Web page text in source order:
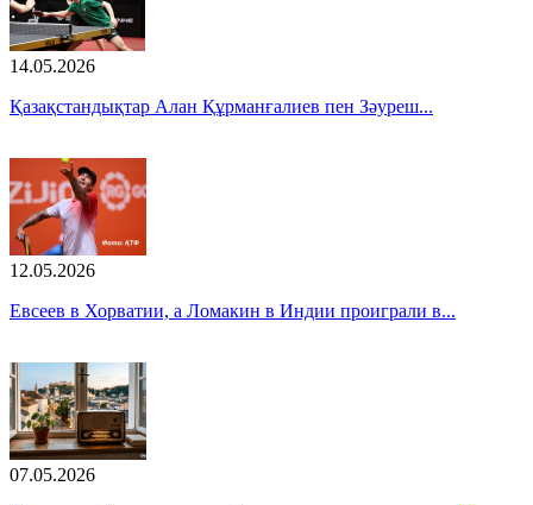
14.05.2026
Қазақстандықтар Алан Құрманғалиев пен Зәуреш...
12.05.2026
Евсеев в Хорватии, а Ломакин в Индии проиграли в...
07.05.2026